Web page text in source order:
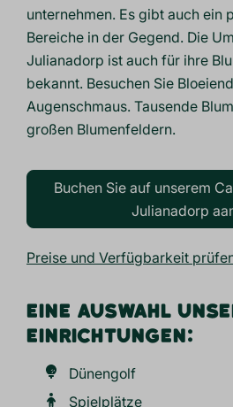
unternehmen. Es gibt auch ein
Bereiche in der Gegend. Die
Julianadorp ist auch für ihre
bekannt. Besuchen Sie
Augenschmaus. Tausende
großen Blumenfeldern.
Buchen Sie auf unserem
Julianadorp
Preise und Verfügbarkeit
EINE AUSWAHL
EINRICHTUNGEN:
Dünengolf
Spielplätze